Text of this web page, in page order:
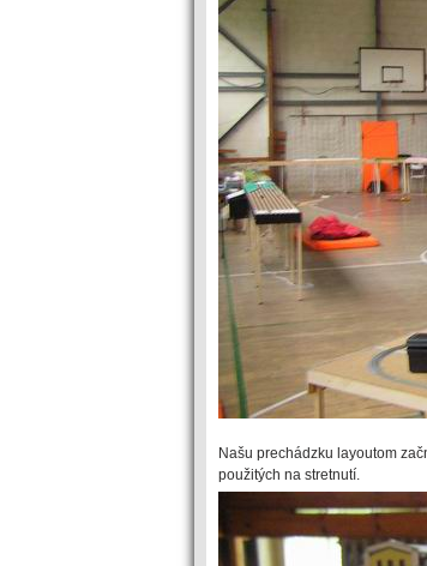
Našu prechádzku layoutom
použitých na stretnutí.